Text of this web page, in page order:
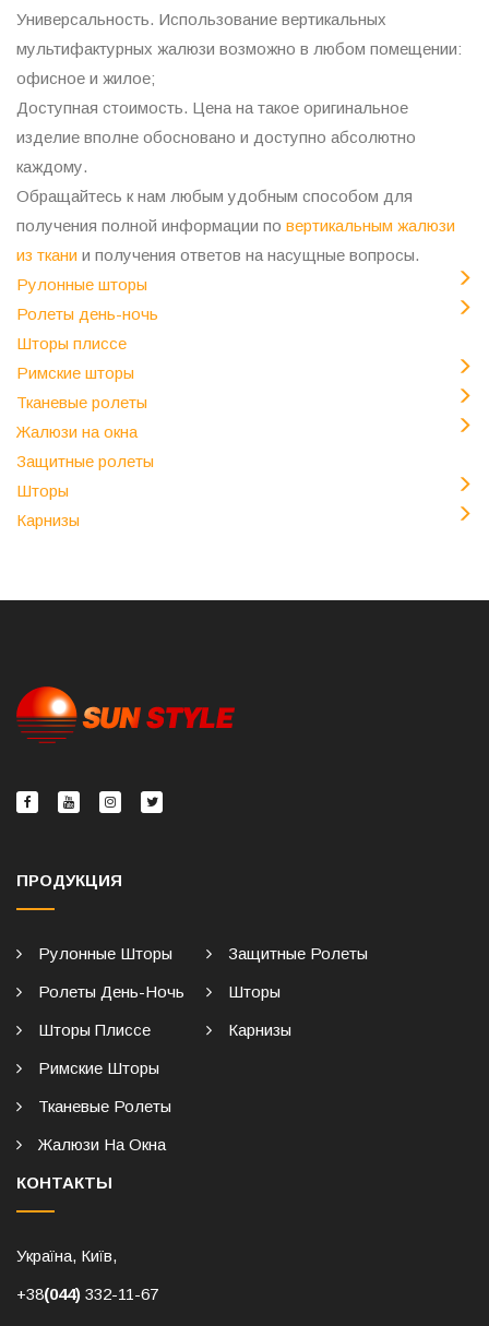
Универсальность. Использование вертикальных
мультифактурных жалюзи возможно в любом помещении:
офисное и жилое;
Доступная стоимость. Цена на такое оригинальное
изделие вполне обосновано и доступно абсолютно
каждому.
Обращайтесь к нам любым удобным способом для
получения полной информации по вертикальным жалюзи
из ткани и получения ответов на насущные вопросы.
Рулонные шторы
Ролеты день-ночь
Шторы плиссе
Римские шторы
Тканевые ролеты
Жалюзи на окна
Защитные ролеты
Шторы
Карнизы
ПРОДУКЦИЯ
Рулонные Шторы
Ролеты День-Ночь
Шторы Плиссе
Римские Шторы
Тканевые Ролеты
Жалюзи На Окна
Защитные Ролеты
Шторы
Карнизы
КОНТАКТЫ
Україна, Київ,
+38(044) 332-11-67